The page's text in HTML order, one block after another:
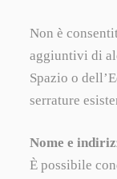
Non è
aggiuntivi di
Spazio o
serrature
Nome e
È possibile